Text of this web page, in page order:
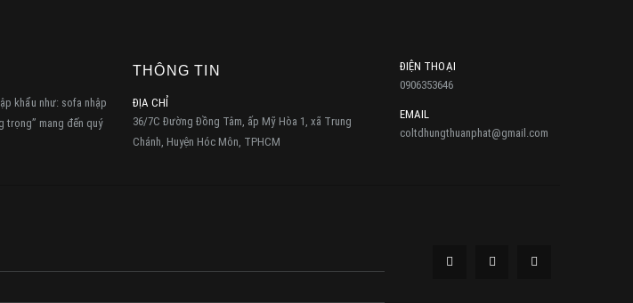
khẩu như: sofa nhập
trọng” mang đến quý
THÔNG TIN
ĐỊA CHỈ
36/7C Đường Đồng Tâm, ấp Mỹ Hòa 1, xã Trung
Chánh, Huyện Hóc Môn, TPHCM
ĐIỆN THOẠI
0906353646
EMAIL
coltdhungthuanphat@gmail.com